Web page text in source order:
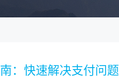
：快速解决支付问题